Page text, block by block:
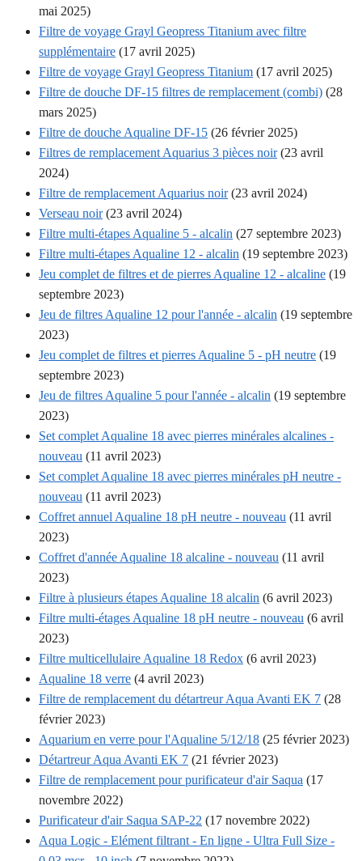
mai 2025)
Filtre de voyage Grayl Geopress Titanium avec filtre
supplémentaire (17 avril 2025)
Filtre de voyage Grayl Geopress Titanium (17 avril 2025)
Filtre de douche DF-15 filtres de remplacement (combi) (28
mars 2025)
Filtre de douche Aqualine DF-15 (26 février 2025)
Filtres de remplacement Aquarius 3 pièces noir (23 avril
2024)
Filtre de remplacement Aquarius noir (23 avril 2024)
Verseau noir (23 avril 2024)
Filtre multi-étapes Aqualine 5 - alcalin (27 septembre 2023)
Filtre multi-étapes Aqualine 12 - alcalin (19 septembre 2023)
Jeu complet de filtres et de pierres Aqualine 12 - alcaline (19
septembre 2023)
Jeu de filtres Aqualine 12 pour l'année - alcalin (19 septembre
2023)
Jeu complet de filtres et pierres Aqualine 5 - pH neutre (19
septembre 2023)
Jeu de filtres Aqualine 5 pour l'année - alcalin (19 septembre
2023)
Set complet Aqualine 18 avec pierres minérales alcalines -
nouveau (11 avril 2023)
Set complet Aqualine 18 avec pierres minérales pH neutre -
nouveau (11 avril 2023)
Coffret annuel Aqualine 18 pH neutre - nouveau (11 avril
2023)
Coffret d'année Aqualine 18 alcaline - nouveau (11 avril
2023)
Filtre à plusieurs étapes Aqualine 18 alcalin (6 avril 2023)
Filtre multi-étages Aqualine 18 pH neutre - nouveau (6 avril
2023)
Filtre multicellulaire Aqualine 18 Redox (6 avril 2023)
Aqualine 18 verre (4 avril 2023)
Filtre de remplacement du détartreur Aqua Avanti EK 7 (28
février 2023)
Aquarium en verre pour l'Aqualine 5/12/18 (25 février 2023)
Détartreur Aqua Avanti EK 7 (21 février 2023)
Filtre de remplacement pour purificateur d'air Saqua (17
novembre 2022)
Purificateur d'air Saqua SAP-22 (17 novembre 2022)
Aqua Logic - Elément filtrant - En ligne - Ultra Full Size -